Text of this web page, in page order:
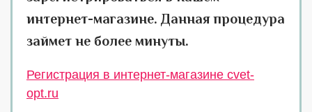
интернет-магазине. Данная процедура
займет не более минуты.
Регистрация в интернет-магазине cvet-
opt.ru